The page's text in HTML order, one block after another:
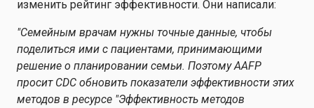
изменить рейтинг эффективности. Они написали:
"Семейным врачам нужны точные данные, чтобы
поделиться ими с пациентами, принимающими
решение о планировании семьи. Поэтому AAFP
просит CDC обновить показатели эффективности этих
методов в ресурсе "Эффективность методов